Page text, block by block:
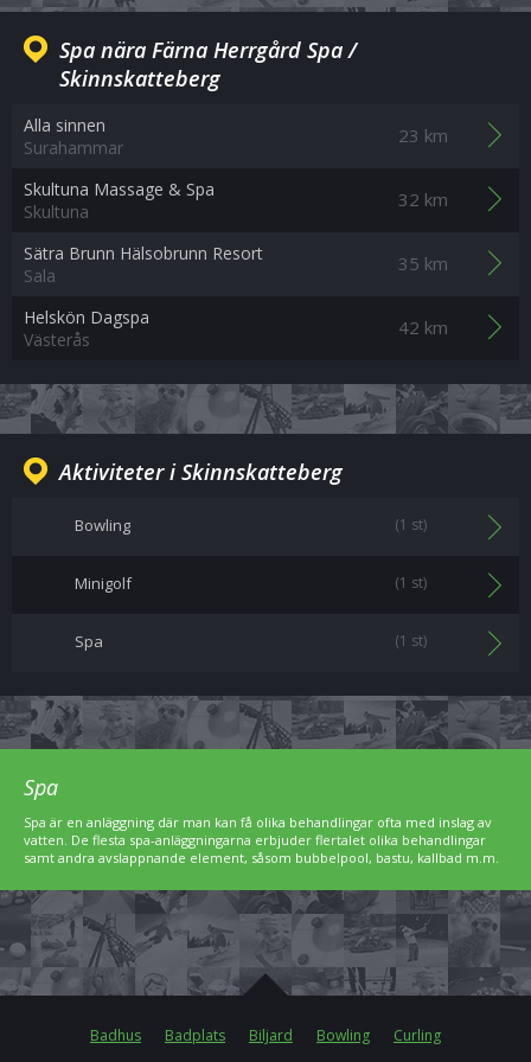
Spa nära Färna Herrgård Spa /
Skinnskatteberg
Alla sinnen
Surahammar
23 km
Skultuna Massage & Spa
Skultuna
32 km
Sätra Brunn Hälsobrunn Resort
Sala
35 km
Helskön Dagspa
Västerås
42 km
Aktiviteter i Skinnskatteberg
Bowling (1 st)
Minigolf (1 st)
Spa (1 st)
Spa
Spa är en anläggning där man kan få olika behandlingar ofta med inslag av
vatten. De flesta spa-anläggningarna erbjuder flertalet olika behandlingar
samt andra avslappnande element, såsom bubbelpool, bastu, kallbad m.m.
Badhus Badplats Biljard Bowling Curling